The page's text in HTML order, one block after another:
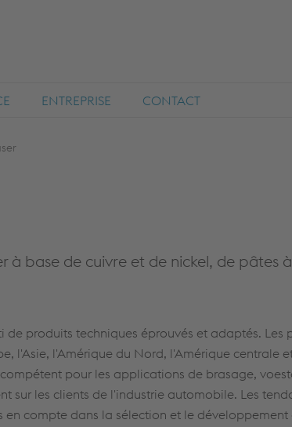
ENTREPRISE CONTACT
à base de cuivre et de nickel, de pâtes
de produits techniques éprouvés et adaptés. Les
l'Asie, l'Amérique du Nord, l'Amérique centrale
pour les applications de brasage,
sur les clients de l'industrie automobile. Les
en compte dans la sélection et le développement